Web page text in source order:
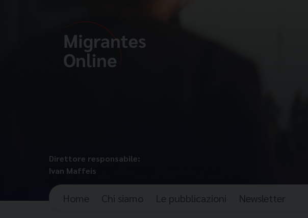
Direttore responsabile:
Ivan Maffeis
Home Chi siamo Le pubblicazioni Newsletter